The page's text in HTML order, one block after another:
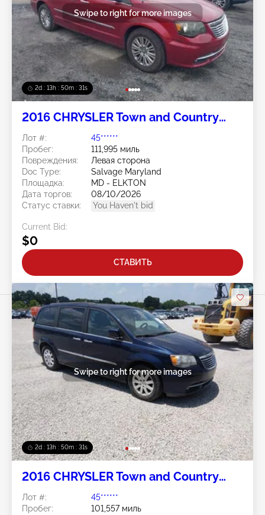
2d : 13h : 50m : 28s
Swipe to right for more images
2016 CHRYSLER Town and Country
Лот #:
45******
Пробег:
111,995 миль
Повреждения:
Левая сторона
Doc Type:
Salvage Maryland
Площадка:
MD - ELKTON
Дата торгов:
08/10/2026
Статус ставки:
You Haven't bid
Current Bid:
$0
СТАВИТЬ
2d : 13h : 50m : 28s
Swipe to right for more images
2016 CHRYSLER Town and Country
Лот #:
45******
Пробег:
101,557 миль